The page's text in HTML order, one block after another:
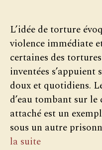
L’idée de torture
violence immédiate
certaines des
inventées s’appuient
doux et quotidiens.
d’eau tombant sur
attaché est un
sous un autre
la suite